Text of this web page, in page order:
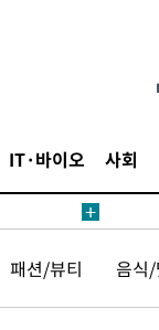
IT·바이오 사회
견
삼겠다"
겨드려 죄
패션/뷰티 음식/